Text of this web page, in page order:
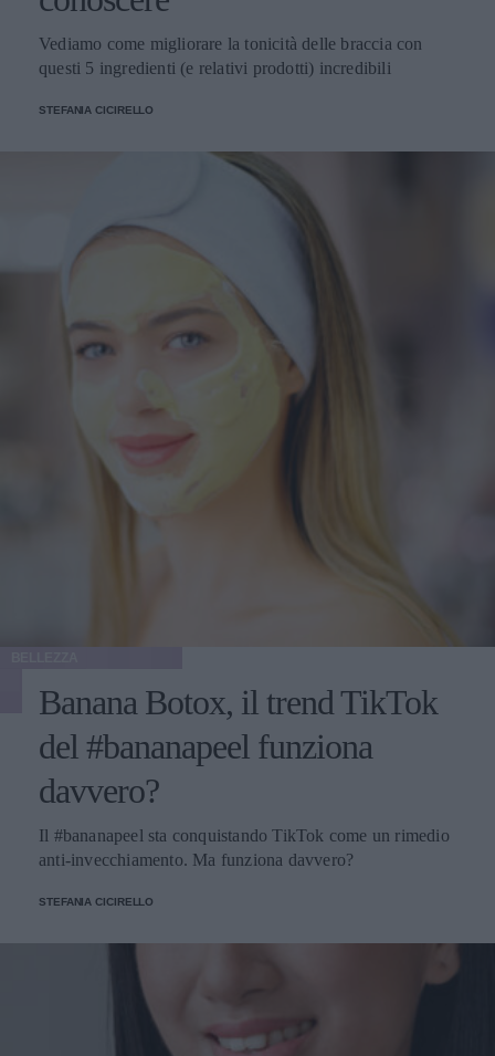
Vediamo come migliorare la tonicità delle braccia con
questi 5 ingredienti (e relativi prodotti) incredibili
STEFANIA CICIRELLO
Banana Botox, il trend TikTok
del #bananapeel funziona
davvero?
Il #bananapeel sta conquistando TikTok come un rimedio
anti-invecchiamento. Ma funziona davvero?
STEFANIA CICIRELLO